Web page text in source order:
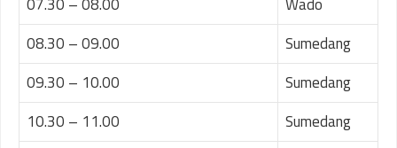
07.30 – 08.00
Wado
08.30 – 09.00
Sumedang
09.30 – 10.00
Sumedang
10.30 – 11.00
Sumedang